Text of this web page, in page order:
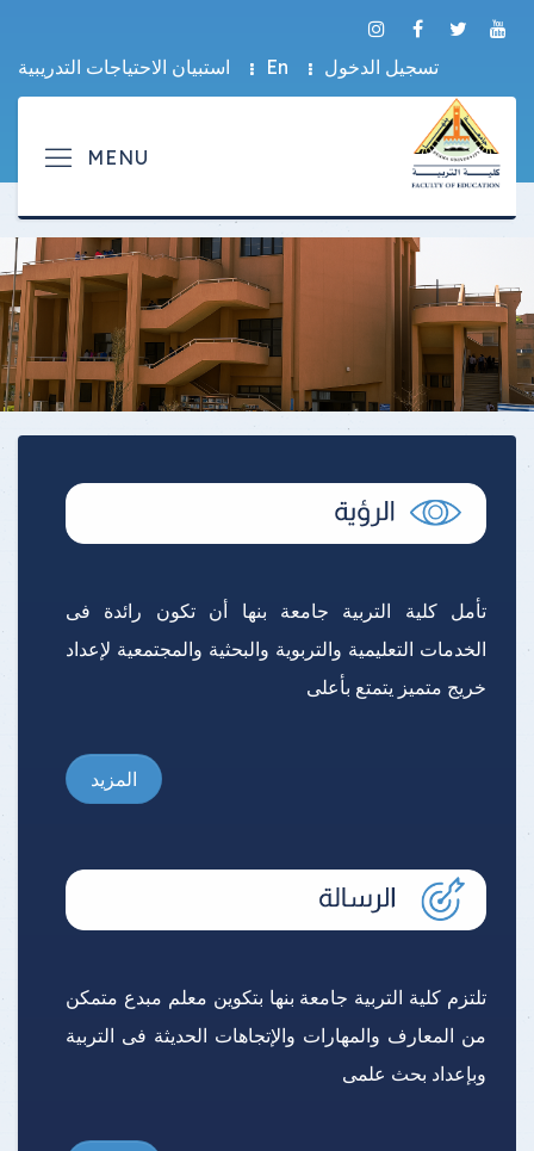
تسجيل الدخول En استبيان الاحتياجات التدريبية
تأمل كلية التربية جامعة بنها أن تكون رائدة فى
الخدمات التعليمية والتربوية والبحثية والمجتمعية لإعداد
خريج متميز يتمتع بأعلى
المزيد
تلتزم كلية التربية جامعة بنها بتكوين معلم مبدع متمكن
من المعارف والمهارات والإتجاهات الحديثة فى التربية
وبإعداد بحث علمى